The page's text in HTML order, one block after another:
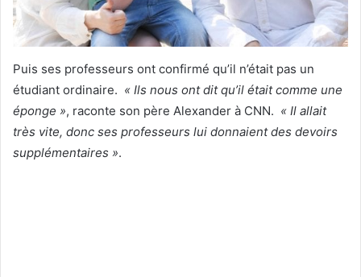
Puis ses professeurs ont confirmé qu’il n’était pas un
étudiant ordinaire. « Ils nous ont dit qu’il était comme une
éponge », raconte son père Alexander à CNN. « Il allait
très vite, donc ses professeurs lui donnaient des devoirs
supplémentaires ».